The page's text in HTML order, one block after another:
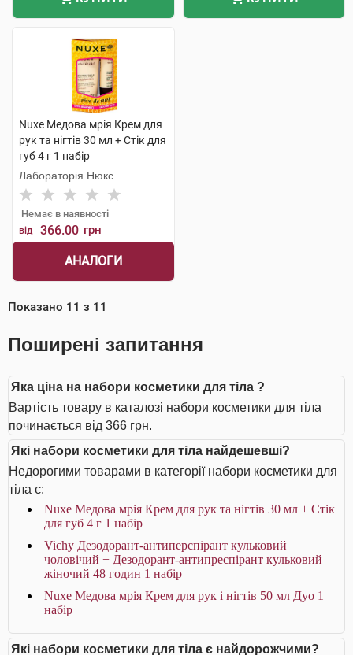
Nuxe Медова мрія Крем для
рук та нігтів 30 мл + Стік для
губ 4 г 1 набір
Лабораторія Нюкс
Немає в наявності
від 366.00 грн
АНАЛОГИ
Показано 11 з 11
Поширені запитання
Яка ціна на набори косметики для тіла ?
Вартість товару в каталозі набори косметики для тіла
починається від 366 грн.
Які набори косметики для тіла найдешевші?
Недорогими товарами в категорії набори косметики для
тіла є:
Nuxe Медова мрія Крем для рук та нігтів 30 мл + Стік
для губ 4 г 1 набір
Vichy Дезодорант-антиперспірант кульковий
чоловічий + Дезодорант-антипреспірант кульковий
жіночий 48 годин 1 набір
Nuxe Медова мрія Крем для рук і нігтів 50 мл Дуо 1
набір
Які набори косметики для тіла є найдорожчими?